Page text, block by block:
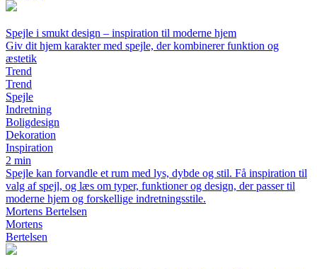
Spejle i smukt design – inspiration til moderne hjem
Giv dit hjem karakter med spejle, der kombinerer funktion og
æstetik
Trend
Trend
Spejle
Indretning
Boligdesign
Dekoration
Inspiration
2 min
Spejle kan forvandle et rum med lys, dybde og stil. Få inspiration til
valg af spejl, og læs om typer, funktioner og design, der passer til
moderne hjem og forskellige indretningsstile.
Mortens Bertelsen
Mortens
Bertelsen